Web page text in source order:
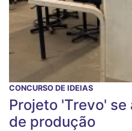
CONCURSO DE IDEIAS
Projeto 'Trevo'
de produção